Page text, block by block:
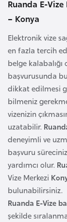
Ruanda E-
– Konya
Elektronik vize
en fazla tercih
belge
başvurusunda
dikkat edilmesi
bilmeniz
vizenizin
uzatabilir.
deneyimli ve
başvuru
yardımcı olur.
Vize Merkezi
bulunabilirsiniz.
Ruanda E-Vize
şekilde
e
r
e
k
B
u
l
g
a
r
i
s
t
a
n